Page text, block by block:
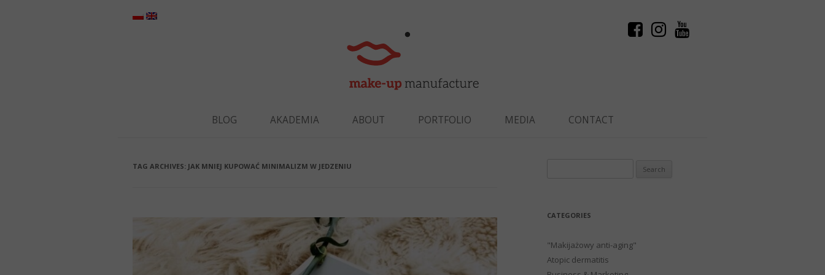
BLOG AKADEMIA ABOUT PORTFOLIO MEDIA CONTACT
TAG ARCHIVES: JAK MNIEJ KUPOWAĆ MINIMALIZM W JEDZENIU
CATEGORIES
"Makijażowy anti-aging"
Atopic dermatitis